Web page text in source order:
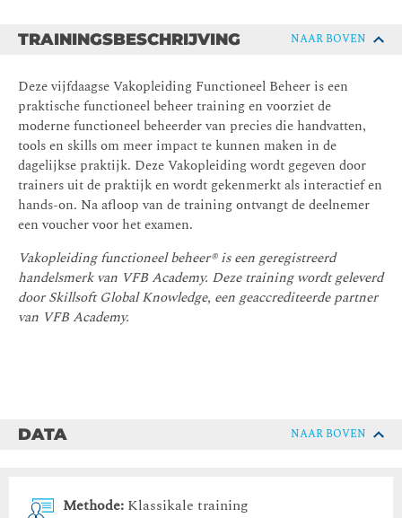
TRAININGSBESCHRIJVING NAAR BOVEN
Deze vijfdaagse Vakopleiding Functioneel Beheer is een
praktische functioneel beheer training en voorziet de
moderne functioneel beheerder van precies die handvatten,
tools en skills om meer impact te kunnen maken in de
dagelijkse praktijk. Deze Vakopleiding wordt gegeven door
trainers uit de praktijk en wordt gekenmerkt als interactief en
hands-on. Na afloop van de training ontvangt de deelnemer
een voucher voor het examen.
Vakopleiding functioneel beheer® is een geregistreerd
handelsmerk van VFB Academy. Deze training wordt geleverd
door Skillsoft Global Knowledge, een geaccrediteerde partner
van VFB Academy.
DATA NAAR BOVEN
Methode: Klassikale training